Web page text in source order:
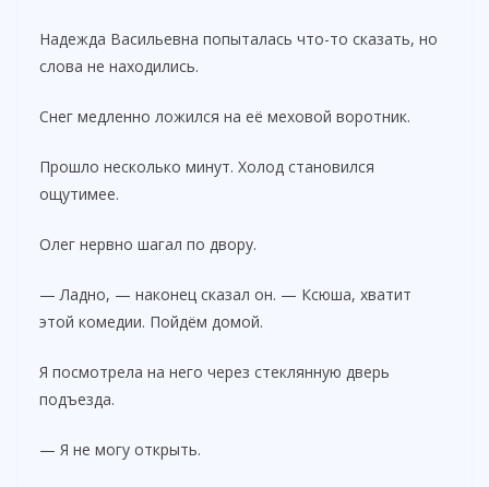
Надежда Васильевна попыталась что-то сказать, но
слова не находились.
Снег медленно ложился на её меховой воротник.
Прошло несколько минут. Холод становился
ощутимее.
Олег нервно шагал по двору.
— Ладно, — наконец сказал он. — Ксюша, хватит
этой комедии. Пойдём домой.
Я посмотрела на него через стеклянную дверь
подъезда.
— Я не могу открыть.